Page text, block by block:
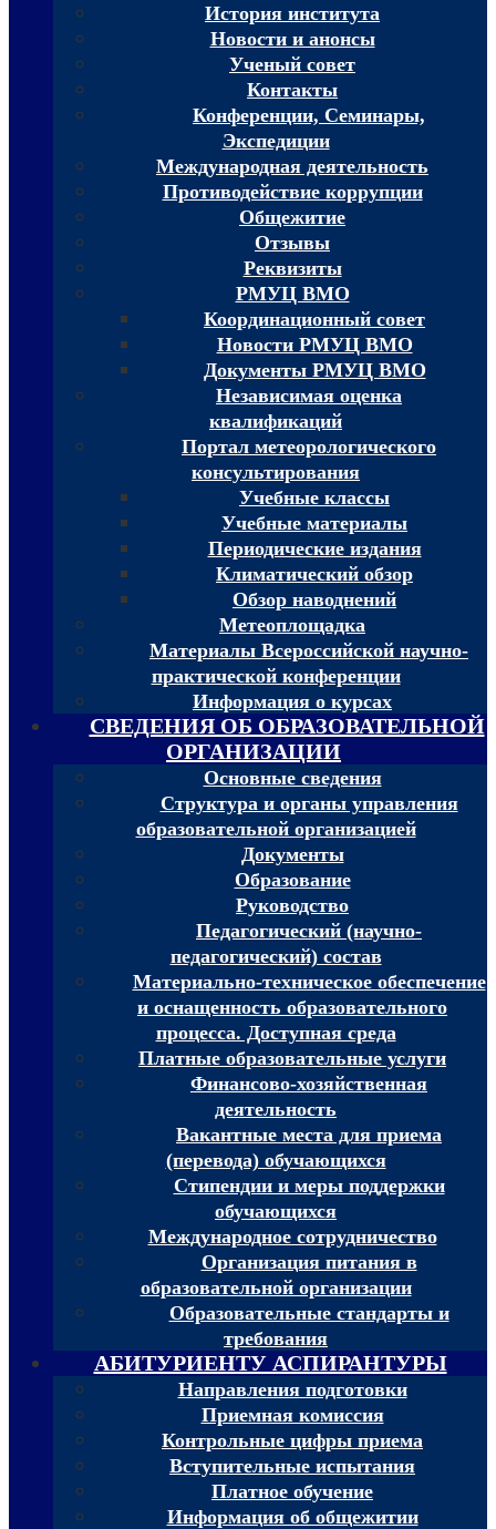
История института
Новости и анонсы
Ученый совет
Контакты
Конференции, Семинары,
Экспедиции
Международная деятельность
Противодействие коррупции
Общежитие
Отзывы
Реквизиты
РМУЦ ВМО
Координационный совет
Новости РМУЦ ВМО
Документы РМУЦ ВМО
Независимая оценка
квалификаций
Портал метеорологического
консультирования
Учебные классы
Учебные материалы
Периодические издания
Климатический обзор
Обзор наводнений
Метеоплощадка
Материалы Всероссийской научно-
практической конференции
Информация о курсах
СВЕДЕНИЯ ОБ ОБРАЗОВАТЕЛЬНОЙ
ОРГАНИЗАЦИИ
Основные сведения
Структура и органы управления
образовательной организацией
Документы
Образование
Руководство
Педагогический (научно-
педагогический) состав
Материально-техническое обеспечение
и оснащенность образовательного
процесса. Доступная среда
Платные образовательные услуги
Финансово-хозяйственная
деятельность
Вакантные места для приема
(перевода) обучающихся
Стипендии и меры поддержки
обучающихся
Международное сотрудничество
Организация питания в
образовательной организации
Образовательные стандарты и
требования
АБИТУРИЕНТУ АСПИРАНТУРЫ
Направления подготовки
Приемная комиссия
Контрольные цифры приема
Вступительные испытания
Платное обучение
Информация об общежитии